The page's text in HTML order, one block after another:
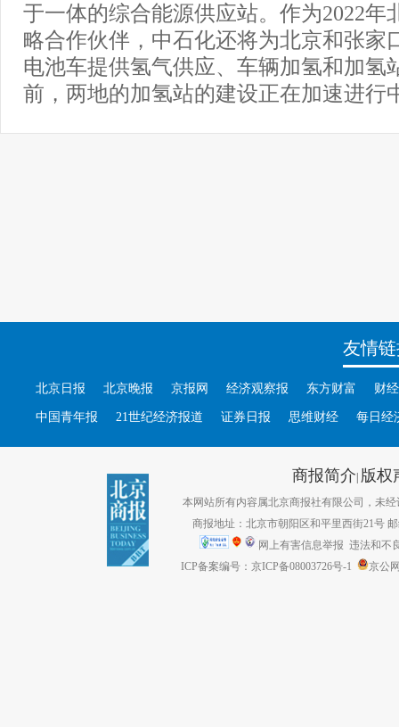
于一体的综合能源供应站。作为2022年
略合作伙伴，中石化还将为北京和张家
电池车提供氢气供应、车辆加氢和加氢
前，两地的加氢站的建设正在加速进行
友情
北京日报 北京晚报 京报网 经济观察报 东方财富 财
中国青年报 21世纪经济报道 证券日报 思维财经 每日经
商报简介| 版权
本网站所有内容属北京商报社有限公司，未经
商报地址：北京市朝阳区和平里西街21号
网上有害信息举报 违法和不
ICP备案编号：京ICP备08003726号-1
京公